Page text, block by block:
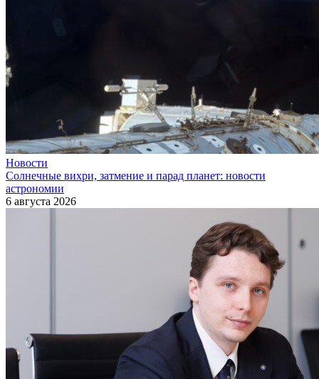
Новости
Солнечные вихри, затмение и парад планет: новости
астрономии
6 августа 2026